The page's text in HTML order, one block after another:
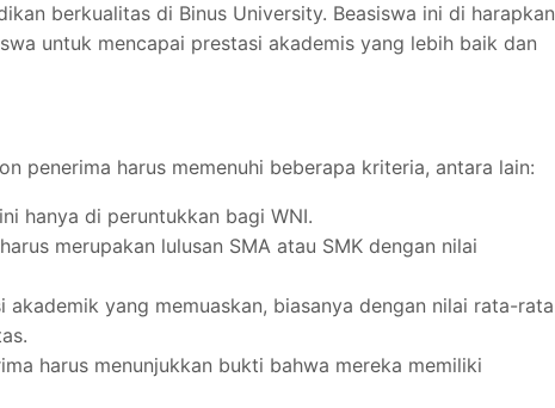
berkualitas di Binus University. Beasiswa ini di harapkan
untuk mencapai prestasi akademis yang lebih baik dan
penerima harus memenuhi beberapa kriteria, antara lain:
hanya di peruntukkan bagi WNI.
merupakan lulusan SMA atau SMK dengan nilai
akademik yang memuaskan, biasanya dengan nilai rata-rata
harus menunjukkan bukti bahwa mereka memiliki